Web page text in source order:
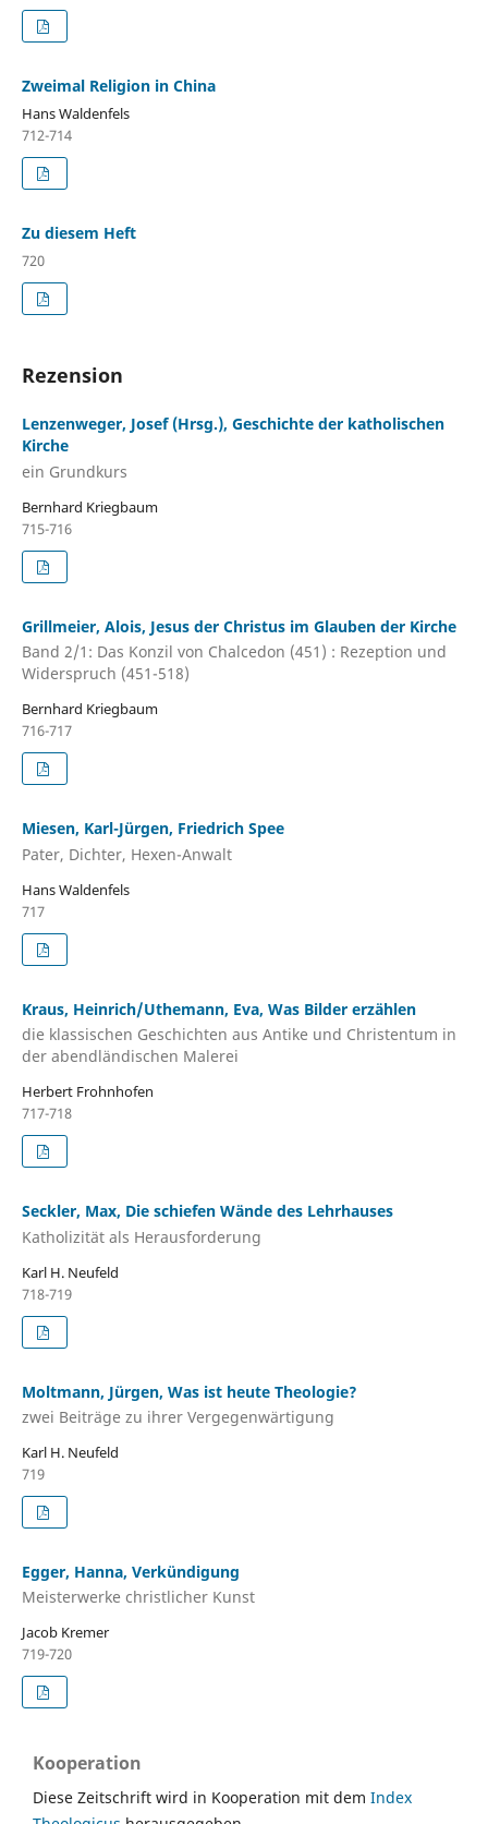
Zweimal Religion in China
Hans Waldenfels
712-714
Zu diesem Heft
720
Rezension
Lenzenweger, Josef (Hrsg.), Geschichte der katholischen
Kirche
ein Grundkurs
Bernhard Kriegbaum
715-716
Grillmeier, Alois, Jesus der Christus im Glauben der Kirche
Band 2/1: Das Konzil von Chalcedon (451) : Rezeption und
Widerspruch (451-518)
Bernhard Kriegbaum
716-717
Miesen, Karl-Jürgen, Friedrich Spee
Pater, Dichter, Hexen-Anwalt
Hans Waldenfels
717
Kraus, Heinrich/Uthemann, Eva, Was Bilder erzählen
die klassischen Geschichten aus Antike und Christentum in
der abendländischen Malerei
Herbert Frohnhofen
717-718
Seckler, Max, Die schiefen Wände des Lehrhauses
Katholizität als Herausforderung
Karl H. Neufeld
718-719
Moltmann, Jürgen, Was ist heute Theologie?
zwei Beiträge zu ihrer Vergegenwärtigung
Karl H. Neufeld
719
Egger, Hanna, Verkündigung
Meisterwerke christlicher Kunst
Jacob Kremer
719-720
Kooperation
Diese Zeitschrift wird in Kooperation mit dem Index